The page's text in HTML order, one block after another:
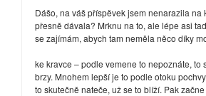
Dášo, na váš příspěvek jsem nenarazila na
přesně dávala? Mrknu na to, ale lépe asi
se zajímám, abych tam neměla něco díky
ke kravce – podle vemene to nepoznáte, to
brzy. Mnohem lepší je to podle otoku
to skutečně nateče, už se to blíží. Pak